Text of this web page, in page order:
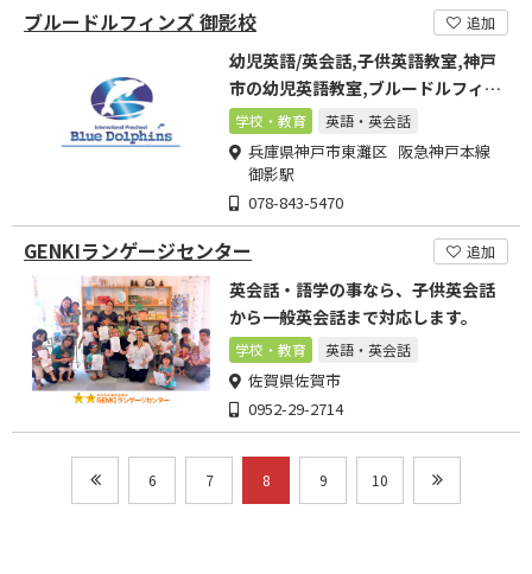
ブルードルフィンズ 御影校 追加
幼児英語/英会話,子供英語教室,神戸
市の幼児英語教室,ブルードルフィン
ズ御影校
学校・教育 英語・英会話
兵庫県神戸市東灘区 阪急神戸本線
御影駅
078-843-5470
GENKIランゲージセンター 追加
英会話・語学の事なら、子供英会話
から一般英会話まで対応します。
学校・教育 英語・英会話
佐賀県佐賀市
0952-29-2714
6 7 8 9 10